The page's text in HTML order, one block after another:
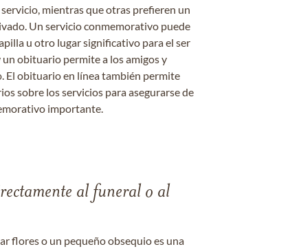
mientras que otras prefieren un
Un servicio conmemorativo puede
u otro lugar significativo para el ser
obituario permite a los amigos y
El obituario en línea también permite
sobre los servicios para asegurarse de
importante.
al funeral o al
flores o un pequeño obsequio es una